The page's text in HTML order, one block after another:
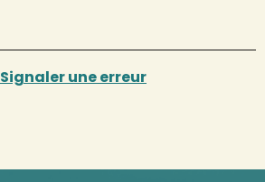
Signaler une erreur